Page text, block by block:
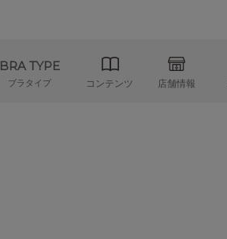
BRA TYPE
ブラタイプ コンテンツ 店舗情報